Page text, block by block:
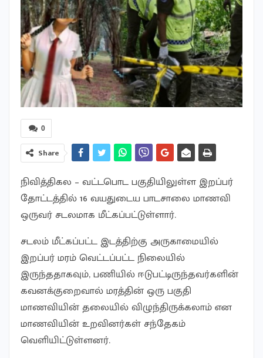
0
Share
நிவித்திகல – வட்டபொட பகுதியிலுள்ள இறப்பர்
தோட்டத்தில் 16 வயதுடைய பாடசாலை மாணவி
ஒருவர் சடலமாக மீட்கப்பட்டுள்ளார்.
சடலம் மீட்கப்பட்ட இடத்திற்கு அருகாமையில்
இறப்பர் மரம் வெட்டப்பட்ட நிலையில்
இருந்ததாகவும், பணியில் ஈடுபட்டிருந்தவர்களின்
கவனக்குறைவால் மரத்தின் ஒரு பகுதி
மாணவியின் தலையில் விழுந்திருக்கலாம் என
மாணவியின் உறவினர்கள் சந்தேகம்
வெளியிட்டுள்ளனர்.